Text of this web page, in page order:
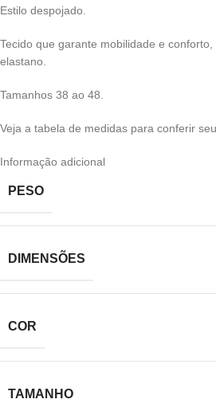
Estilo despojado.
Tecido que garante mobilidade e
elastano.
Tamanhos 38 ao 48.
Veja a tabela de medidas para conferir
Informação adicional
PESO
DIMENSÕES
COR
TAMANHO